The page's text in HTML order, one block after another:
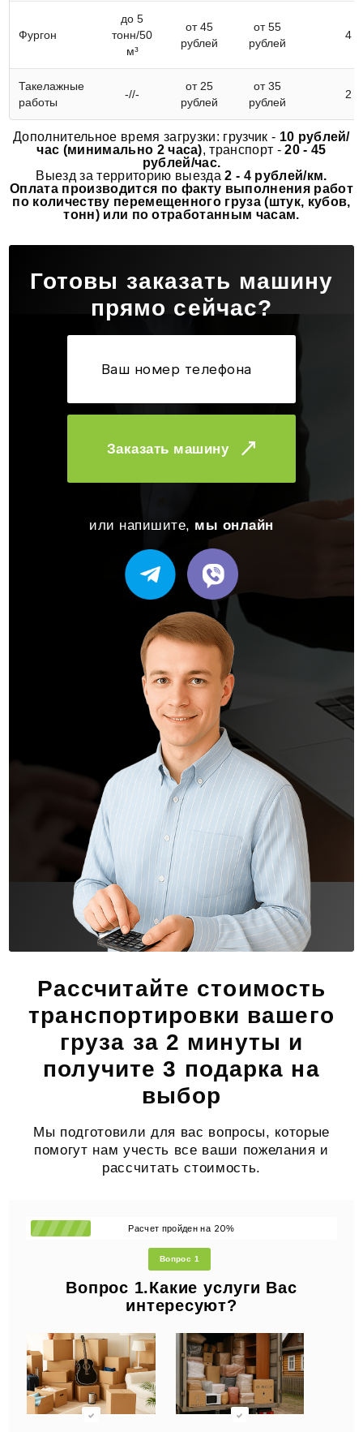
Фургон
до 5
тонн/50
м³
от 45
рублей
от 55
рублей
4
Такелажные
работы
-//-
от 25
рублей
от 35
рублей
2
Дополнительное время загрузки: грузчик - 10 рублей/
час (минимально 2 часа), транспорт -20 - 45
рублей/час.
Выезд за территорию выезда2 - 4 рублей/км.
Оплата производится по факту выполнения работ
по количеству перемещенного груза (штук, кубов,
тонн) или по отработанным часам.
Готовы заказать машину
прямо сейчас?
Заказать машину
или напишите, мы онлайн
Рассчитайте стоимость
транспортировки вашего
груза за 2 минуты и
получите 3 подарка на
выбор
Мы подготовили для вас вопросы, которые
помогут нам учесть все ваши пожелания и
рассчитать стоимость.
Расчет пройден на 20%
Вопрос 1
Вопрос 1.Какие услуги Вас
интересуют?